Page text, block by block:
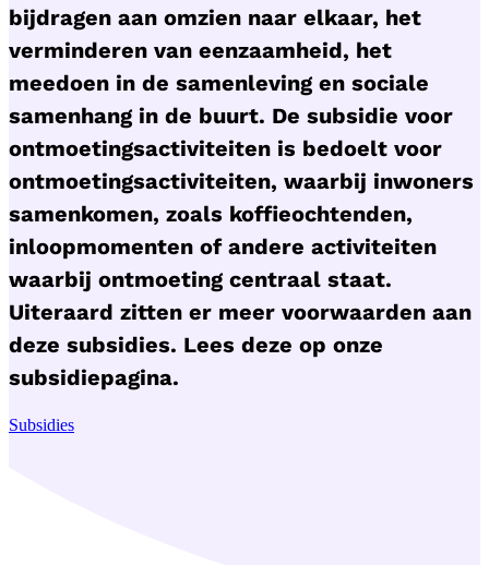
bijdragen aan omzien naar elkaar, het
verminderen van eenzaamheid, het
meedoen in de samenleving en sociale
samenhang in de buurt. De subsidie voor
ontmoetingsactiviteiten is bedoelt voor
ontmoetingsactiviteiten, waarbij inwoners
samenkomen, zoals koffieochtenden,
inloopmomenten of andere activiteiten
waarbij ontmoeting centraal staat.
Uiteraard zitten er meer voorwaarden aan
deze subsidies. Lees deze op onze
subsidiepagina.
Subsidies